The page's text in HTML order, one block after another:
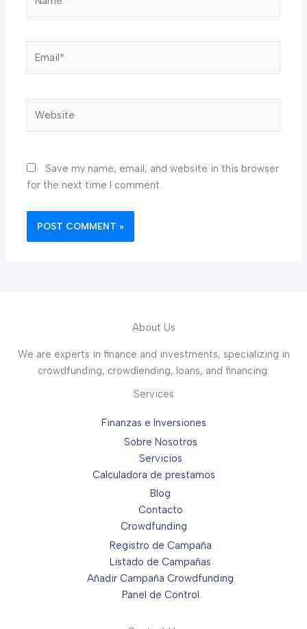
Save my name, email, and website in this browser
for the next time I comment.
About Us
We are experts in finance and investments, specializing in
crowdfunding, crowdlending, loans, and financing.
Services
Finanzas e Inversiones
Sobre Nosotros
Servicios
Calculadora de prestamos
Blog
Contacto
Crowdfunding
Registro de Campaña
Listado de Campañas
Añadir Campaña Crowdfunding
Panel de Control